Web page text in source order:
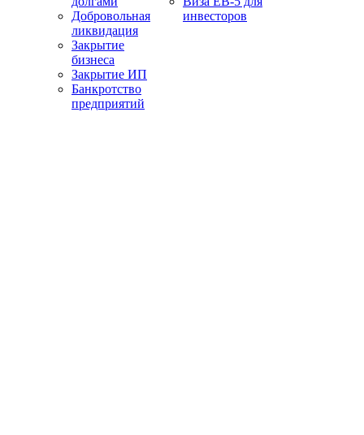
Добровольная
ликвидация
Закрытие
бизнеса
Закрытие ИП
Банкротство
предприятий
инвесторов